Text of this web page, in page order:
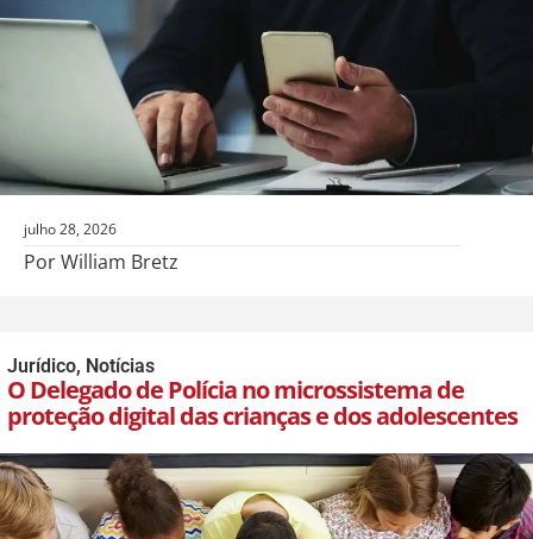
julho 28, 2026
Por William Bretz
Jurídico, Notícias
O Delegado de Polícia no microssistema de
proteção digital das crianças e dos adolescentes